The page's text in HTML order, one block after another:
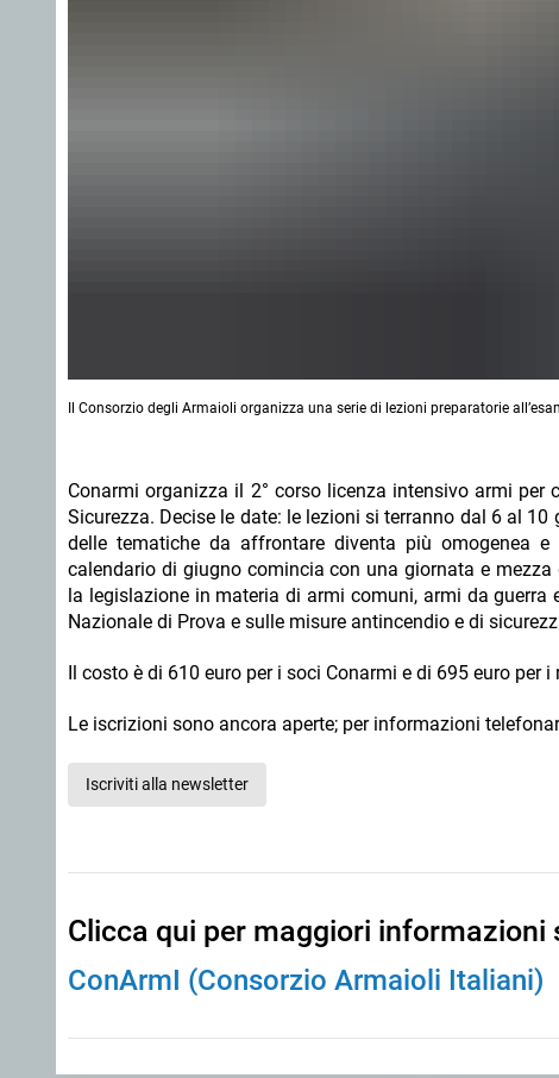
Il Consorzio degli Armaioli organizza una serie di lezioni preparatorie
Conarmi organizza il 2° corso licenza intensivo armi per
Sicurezza. Decise le date: le lezioni si terranno dal 6 al
delle tematiche da affrontare diventa più omogenea
calendario di giugno comincia con una giornata e
la legislazione in materia di armi comuni, armi da
Nazionale di Prova e sulle misure antincendio e di
Il costo è di 610 euro per i soci Conarmi e di 695 euro per i
Le iscrizioni sono ancora aperte; per informazioni
Iscriviti alla newsletter
Clicca qui per maggiori informazioni
ConArmI (Consorzio Armaioli Italiani)